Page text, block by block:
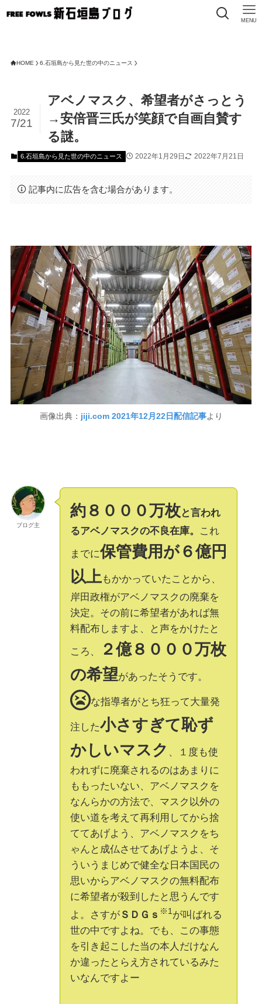
MENU
HOME 6.石垣島から見た世の中のニュース
アベノマスク、希望者がさっとう
→安倍晋三氏が笑顔で自画自賛す
る謎。
2022
7/21
6.石垣島から見た世の中のニュース 2022年1月29日 2022年7月21日
記事内に広告を含む場合があります。
画像出典： jiji.com 2021年12月22日配信記事より
ブログ主
約８０００万枚と言われ
るアベノマスクの不良在庫。
これ
までに保管費用が６億円
以上もかかっていたことから、
岸田政権がアベノマスクの廃棄を
決定。その前に希望者があれば無
料配布しますよ、と声をかけたと
ころ、
２億８０００万枚
の希望があったそうです。
な指導者がとち狂って大量発
注した小さすぎて恥ず
かしいマスク 、１度も使
われずに廃棄されるのはあまりに
ももったいない、アベノマスクを
なんらかの方法で、マスク以外の
使い道を考えて再利用してから捨
ててあげよう、アベノマスクをち
ゃんと成仏させてあげようよ、そ
ういうまじめで健全な日本国民の
思いからアベノマスクの無料配布
に希望者が殺到したと思うんです
よ。さすがＳＤＧｓ ※1 が叫ばれる
世の中ですよね。でも、この事態
を引き起こした当の本人だけなん
か違ったとらえ方されているみた
いなんですよー